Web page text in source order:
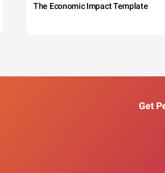
The Economic Impact Template
Get